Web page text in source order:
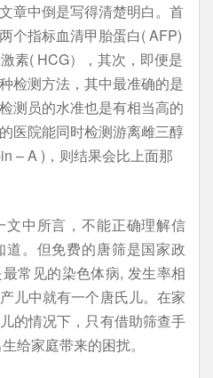
章中倒是写得清楚明白。首
个指标血清甲胎蛋白( AFP)
素( HCG），其次，即便是
检测方法，其中最准确的是
测员的水准也是有相当高的
医院能同时检测游离雌三醇
– A )，则结果会比上面那
中所言，不能正确理解信
。但免费的唐筛是国家政
常见的染色体病, 发生率相
儿中就有一个唐氏儿。在家
的情况下，只有借助筛查手
生给家庭带来的困扰。